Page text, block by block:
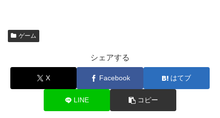
ゲーム
シェアする
X Facebook はてブ
LINE コピー